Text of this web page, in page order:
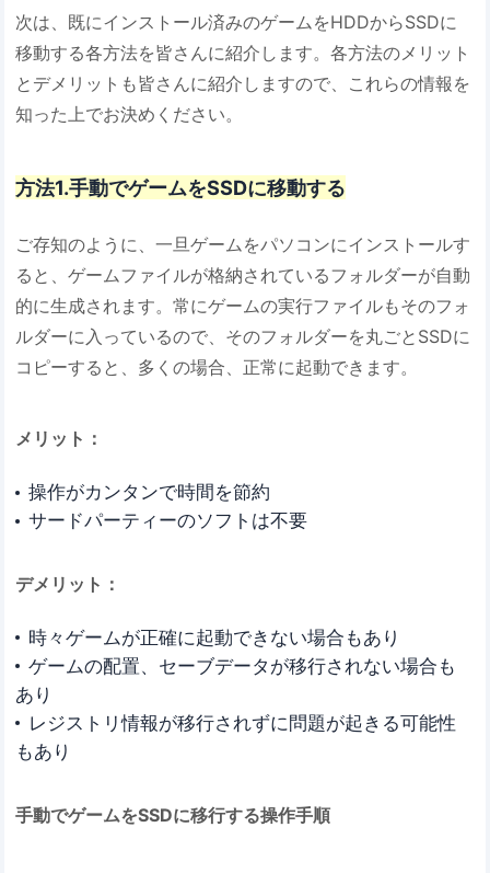
次は、既にインストール済みのゲームをHDDからSSDに
移動する各方法を皆さんに紹介します。各方法のメリット
とデメリットも皆さんに紹介しますので、これらの情報を
知った上でお決めください。
方法1.手動でゲームをSSDに移動する
ご存知のように、一旦ゲームをパソコンにインストールす
ると、ゲームファイルが格納されているフォルダーが自動
的に生成されます。常にゲームの実行ファイルもそのフォ
ルダーに入っているので、そのフォルダーを丸ごとSSDに
コピーすると、多くの場合、正常に起動できます。
メリット：
操作がカンタンで時間を節約
サードパーティーのソフトは不要
デメリット：
時々ゲームが正確に起動できない場合もあり
ゲームの配置、セーブデータが移行されない場合も
あり
レジストリ情報が移行されずに問題が起きる可能性
もあり
手動でゲームをSSDに移行する操作手順